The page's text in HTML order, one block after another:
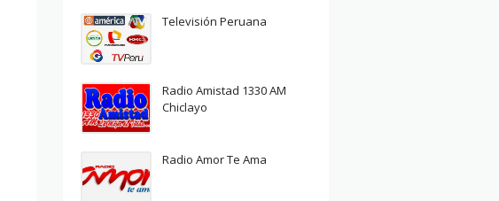
Televisión Peruana
Radio Amistad 1330 AM
Chiclayo
Radio Amor Te Ama